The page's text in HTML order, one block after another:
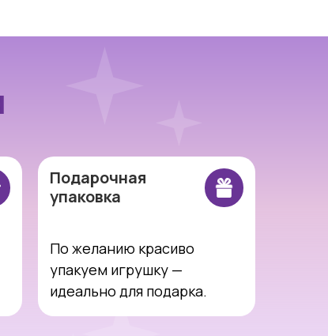
Подарочная
упаковка
По желанию красиво
упакуем игрушку —
идеально для подарка.